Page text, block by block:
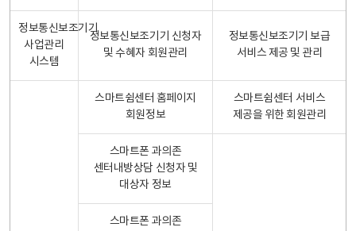
정보통신보조기기
사업관리
시스템
정보통신보조기기 신청자
및 수혜자 회원관리
정보통신보조기기 보급
서비스 제공 및 관리
스마트쉼센터 홈페이지
회원정보
스마트쉼센터 서비스
제공을 위한 회원관리
스마트폰 과의존
센터내방상담 신청자 및
대상자 정보
스마트폰 과의존